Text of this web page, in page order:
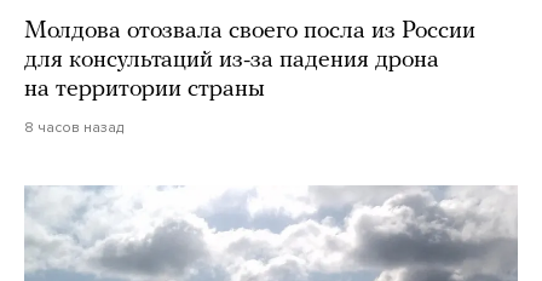
Молдова отозвала своего посла из России
для консультаций из-за падения дрона
на территории страны
8 часов назад